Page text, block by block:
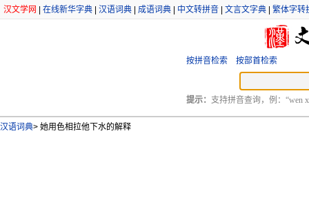
汉文学网 在线新华字典 汉语词典 成语词典 中文转拼音 文言文字典 繁体字转
按拼音检索 按部首检索
提示： 支持拼音查询，例：“wen
汉语词典> 她用色相拉他下水的解释